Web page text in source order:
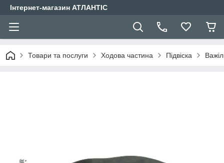
Інтернет-магазин АТЛАНТІС
Товари та послуги Ходова частина Підвіска